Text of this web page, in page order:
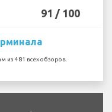
91 / 100
из 481 всех обзоров.